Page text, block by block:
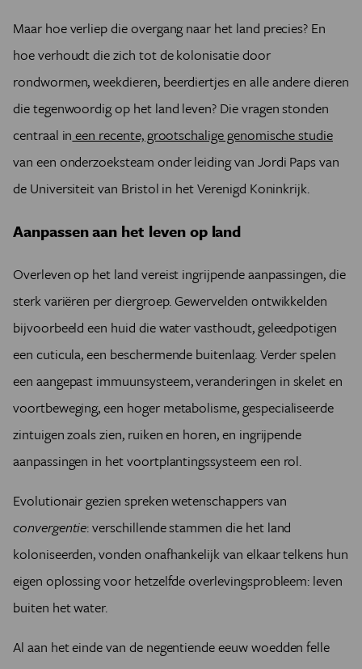
Maar hoe verliep die overgang naar het land precies? En
hoe verhoudt die zich tot de kolonisatie door
rondwormen, weekdieren, beerdiertjes en alle andere dieren
die tegenwoordig op het land leven? Die vragen stonden
centraal in een recente, grootschalige genomische studie
van een onderzoeksteam onder leiding van Jordi Paps van
de Universiteit van Bristol in het Verenigd Koninkrijk.
Aanpassen aan het leven op land
Overleven op het land vereist ingrijpende aanpassingen, die
sterk variëren per diergroep. Gewervelden ontwikkelden
bijvoorbeeld een huid die water vasthoudt, geleedpotigen
een cuticula, een beschermende buitenlaag. Verder spelen
een aangepast immuunsysteem, veranderingen in skelet en
voortbeweging, een hoger metabolisme, gespecialiseerde
zintuigen zoals zien, ruiken en horen, en ingrijpende
aanpassingen in het voortplantingssysteem een rol.
Evolutionair gezien spreken wetenschappers van
convergentie: verschillende stammen die het land
koloniseerden, vonden onafhankelijk van elkaar telkens hun
eigen oplossing voor hetzelfde overlevingsprobleem: leven
buiten het water.
Al aan het einde van de negentiende eeuw woedden felle